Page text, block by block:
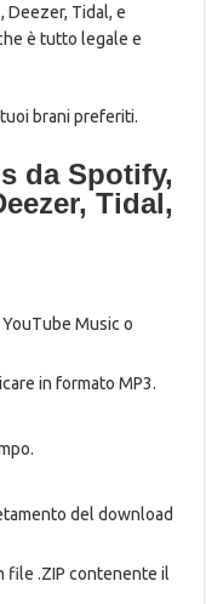
Deezer, Tidal, e
è tutto legale e
brani preferiti.
da Spotify,
Tidal,
Music o
in formato MP3.
del download
file .ZIP contenente il